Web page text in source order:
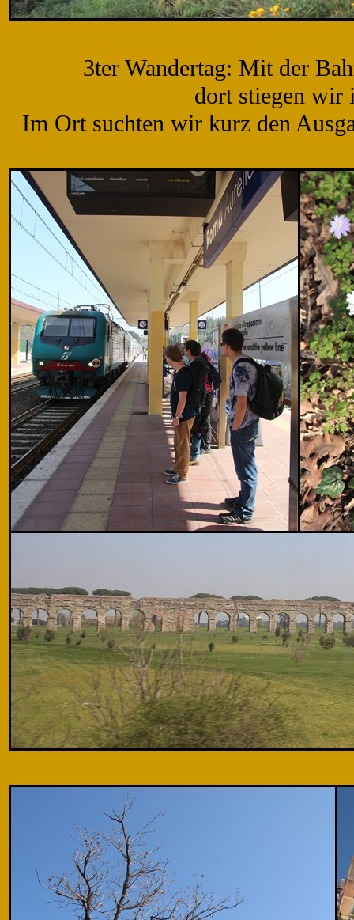
3ter Wandertag: Mit der
dort stiegen wir
Im Ort suchten wir kurz den